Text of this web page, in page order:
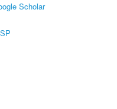
Scholar